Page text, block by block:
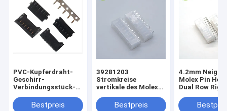
PVC-Kupferdraht-
Geschirr-
Verbindungsstück-
Behälter-Sockel
Bestpreis
39281203
Stromkreise
vertikale des Molex-
Verbindungsstück-
Bestpreis
4.2mm
Molex Pin
Dual Row
26013119